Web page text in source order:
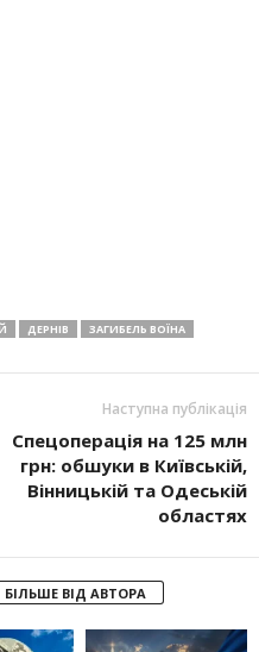
ДЕРНІВ
ЗАГИБЕЛЬ ВОЇНА
Наступна публікація
Спецоперація на 125 млн
грн: обшуки в Київській,
Вінницькій та Одеській
областях
БІЛЬШЕ ВІД АВТОРА